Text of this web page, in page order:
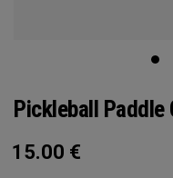
Pickleball Paddle
15.00 €